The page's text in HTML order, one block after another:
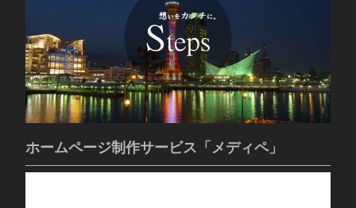
ホームページ制作サービス「メディペ」